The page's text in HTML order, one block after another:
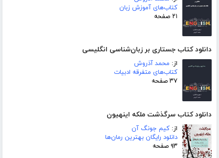
کتاب‌های آموزش زبان
۲۱ صفحه
دانلود کتاب جستاری بر زبان‌شناسی انگلیسی
از: محمد آذروش
کتاب‌های متفرقه ادبیات
۳۷ صفحه
دانلود کتاب سرگذشت ملکه اینهیون
از: کیم جونگ آن
دانلود رایگان بهترین رمان‌ها
۹۳ صفحه